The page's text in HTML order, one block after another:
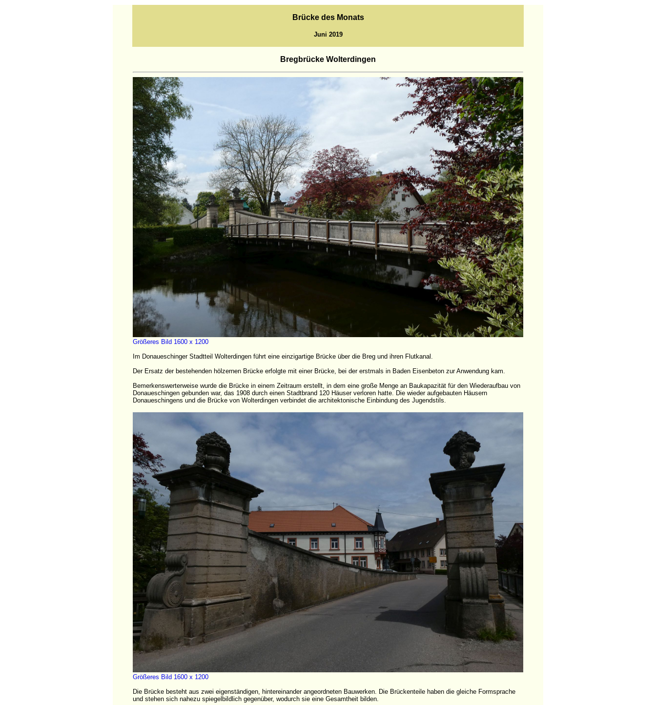
Brücke des Monats
Juni 2019
Bregbrücke Wolterdingen
Größeres Bild 1600 x 1200
Im Donaueschinger Stadtteil Wolterdingen führt eine einzigartige Brücke über die Breg und ihren Flutkanal.
Der Ersatz der bestehenden hölzernen Brücke erfolgte mit einer Brücke, bei der erstmals in Baden Eisenbeton zur Anwendung kam.
Bemerkenswerterweise wurde die Brücke in einem Zeitraum erstellt, in dem eine große Menge an Baukapazität für den Wiederaufbau von
Donaueschingen gebunden war, das 1908 durch einen Stadtbrand 120 Häuser verloren hatte. Die wieder aufgebauten Häusern
Donaueschingens und die Brücke von Wolterdingen verbindet die architektonische Einbindung des Jugendstils.
Größeres Bild 1600 x 1200
Die Brücke besteht aus zwei eigenständigen, hintereinander angeordneten Bauwerken. Die Brückenteile haben die gleiche Formsprache
und stehen sich nahezu spiegelbildlich gegenüber, wodurch sie eine Gesamtheit bilden.